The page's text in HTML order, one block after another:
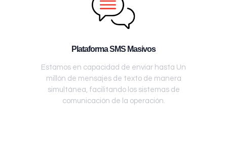
Plataforma SMS Masivos
Estamos en capacidad de enviar hasta Un
millón de mensajes de texto de manera
simultánea, facilitando los sistemas de
comunicación de la operación.